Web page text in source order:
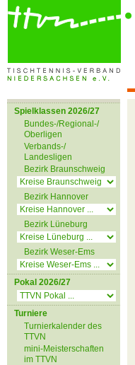
Spielklassen 2026/27
Bundes-/Regional-/
Oberligen
Verbands-/
Landesligen
Bezirk Braunschweig
Bezirk Hannover
Bezirk Lüneburg
Bezirk Weser-Ems
Pokal 2026/27
Turniere
Turnierkalender des
TTVN
mini-Meisterschaften
im TTVN